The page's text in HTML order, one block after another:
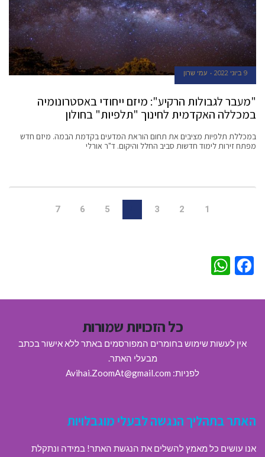
9 ביוני 2022 עמי שרון
"מעבר לגבולות הרקיע": מיזם ייחודי באסטרונומיה
במכללה האקדמית לחינוך "תלפיות" בחולון
במכללת תלפיות מציבים את תחום הוראת המדעים בקדמת הבמה. מיזם חדש
מפתח זירות לימוד חדשות סביב החלל והיקום. ד"ר אורלי
1
2
3
5
6
7
Facebook
כל הזכויות שמורות
אין לעשות שימוש בחומרים המפורסמים באתר ללא אישור בכתב
מבעלי האתר.
לפניות: Avihai.ZoomAt@gmail.com
האתר בתהליך הנגשה לבעלי מוגבלויות
אנו עושים כל מאמץ להשלים את הנגשת האתר! במידה ונתקלת